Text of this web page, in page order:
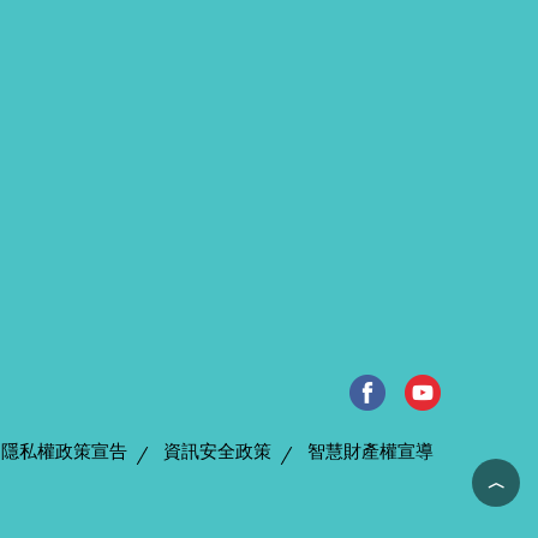
隱私權政策宣告 資訊安全政策
智慧財產權宣導
︿